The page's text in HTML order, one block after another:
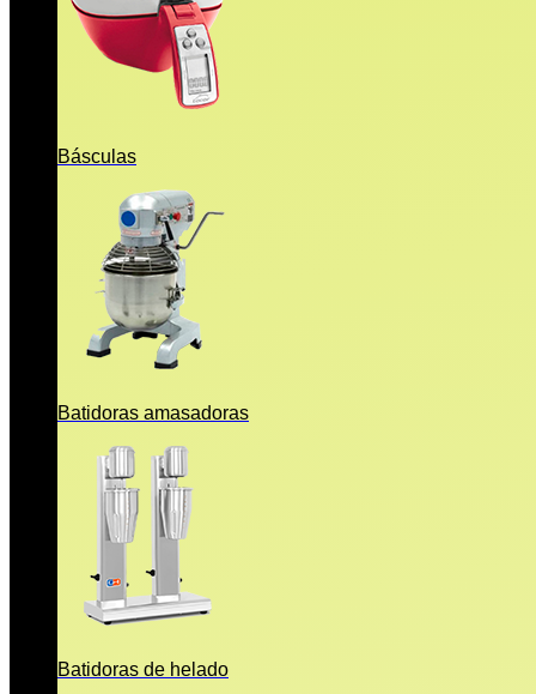
Básculas
Batidoras amasadoras
Batidoras de helado